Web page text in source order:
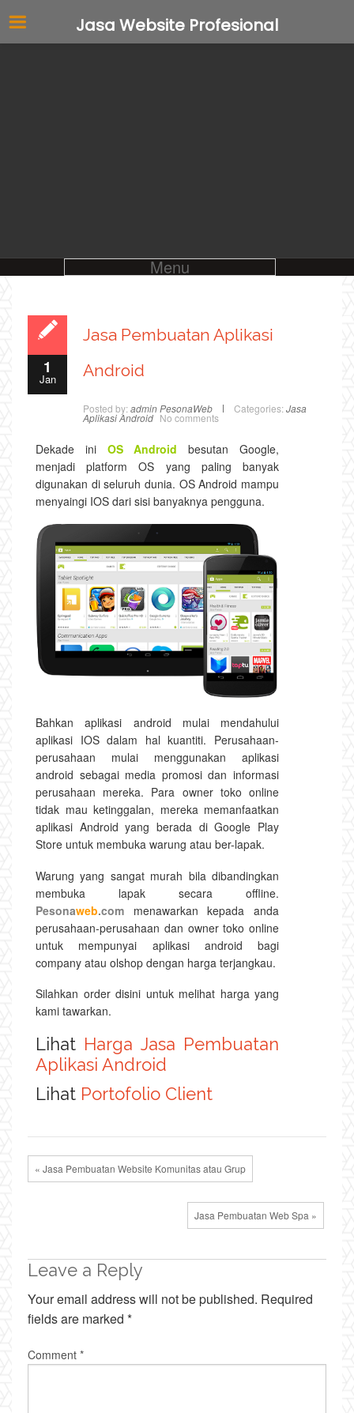
Menu
1
Jan
Jasa Pembuatan Aplikasi
Android
Posted by: admin PesonaWeb Categories: Jasa
Aplikasi Android No comments
Dekade ini OS Android besutan Google,
menjadi platform OS yang paling banyak
digunakan di seluruh dunia. OS Android mampu
menyaingi IOS dari sisi banyaknya pengguna.
Bahkan aplikasi android mulai mendahului
aplikasi IOS dalam hal kuantiti. Perusahaan-
perusahaan mulai menggunakan aplikasi
android sebagai media promosi dan informasi
perusahaan mereka. Para owner toko online
tidak mau ketinggalan, mereka memanfaatkan
aplikasi Android yang berada di Google Play
Store untuk membuka warung atau ber-lapak.
Warung yang sangat murah bila dibandingkan
membuka lapak secara offline.
Pesonaweb.com menawarkan kepada anda
perusahaan-perusahaan dan owner toko online
untuk mempunyai aplikasi android bagi
company atau olshop dengan harga terjangkau.
Silahkan order disini untuk melihat harga yang
kami tawarkan.
Lihat Harga Jasa Pembuatan
Aplikasi Android
Lihat Portofolio Client
« Jasa Pembuatan Website Komunitas atau Grup
Jasa Pembuatan Web Spa »
Leave a Reply
Your email address will not be published. Required
fields are marked *
Comment *
Jasa Website Profesional